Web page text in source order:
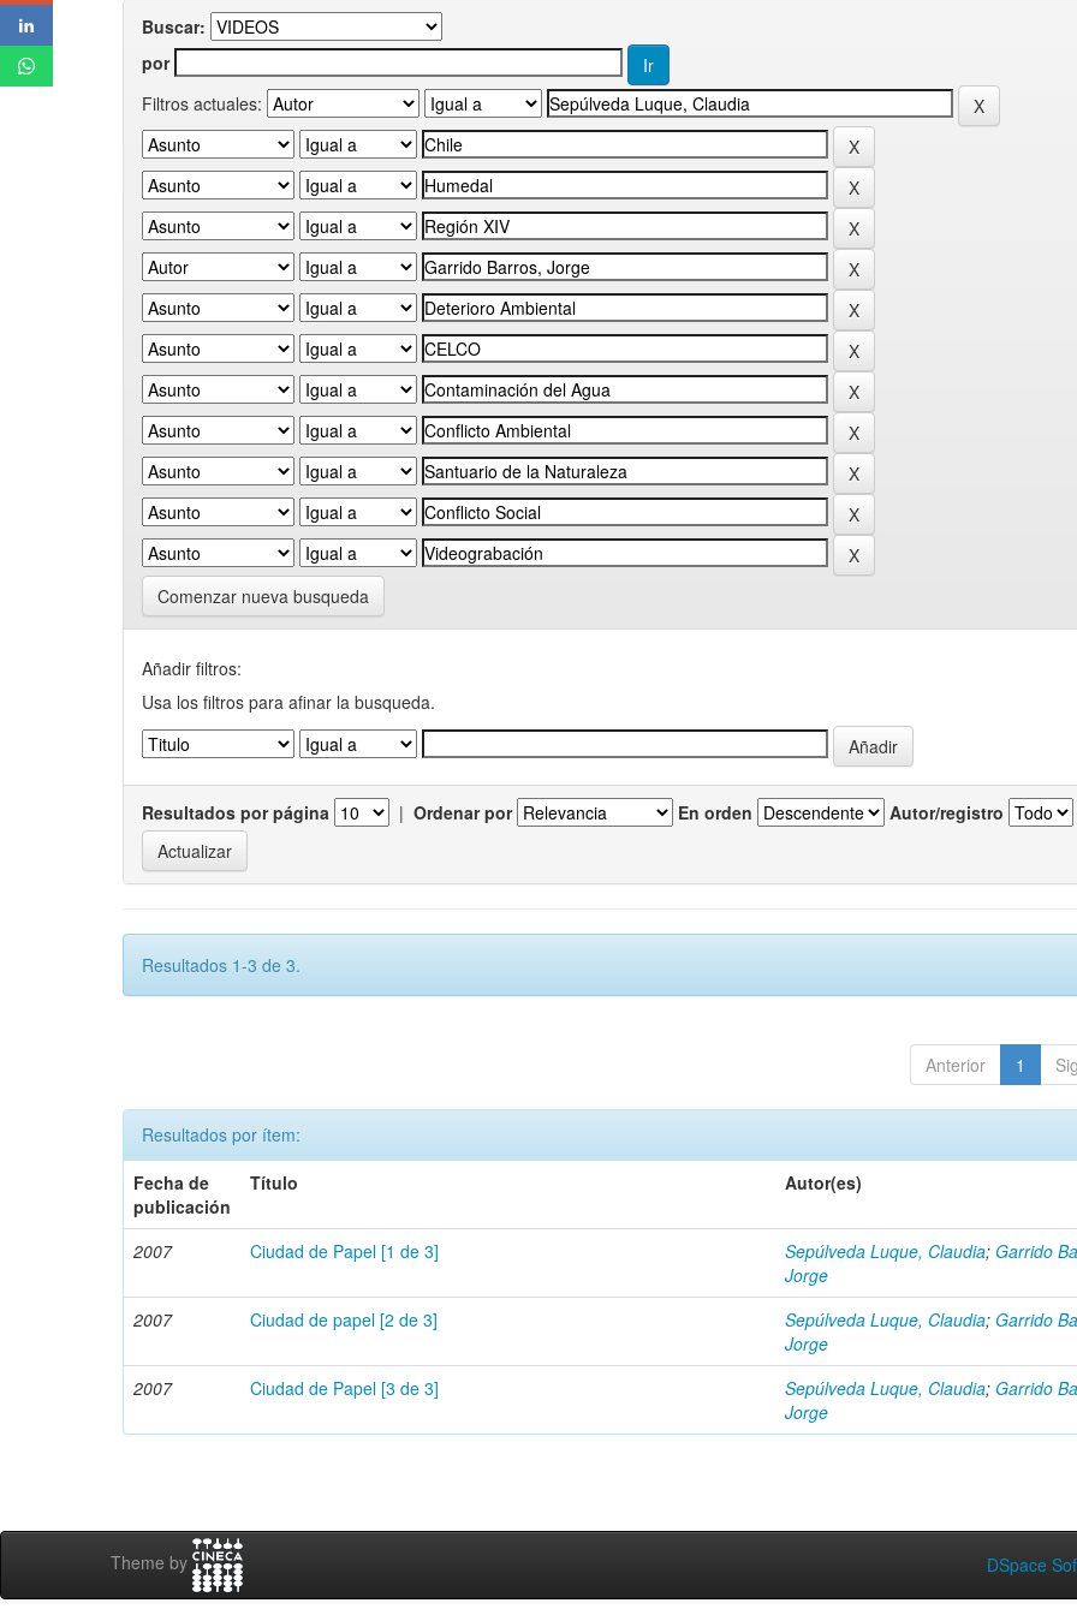
Buscar:
por
Filtros actuales:
Comenzar nueva busqueda
Añadir filtros:
Usa los filtros para afinar la busqueda.
Resultados por página | Ordenar por En orden Autor/registro
Resultados 1-3 de 3.
Anterior 1
Resultados por ítem:
Fecha de
publicación
Título Autor(es)
2007 Ciudad de Papel [1 de 3] Sepúlveda Luque, Claudia; Garrido
Jorge
2007
Ciudad de papel [2 de 3] Sepúlveda Luque, Claudia; Garrido
Jorge
2007
Ciudad de Papel [3 de 3] Sepúlveda Luque, Claudia; Garrido
Jorge
Theme by DSpace